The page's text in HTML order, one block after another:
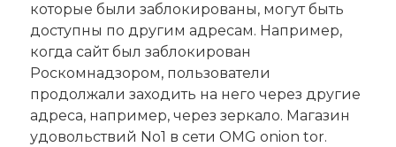
которые были заблокированы, могут быть
доступны по другим адресам. Например,
когда сайт был заблокирован
Роскомнадзором, пользователи
продолжали заходить на него через другие
адреса, например, через зеркало. Магазин
удовольствий No1 в сети OMG onion tor.